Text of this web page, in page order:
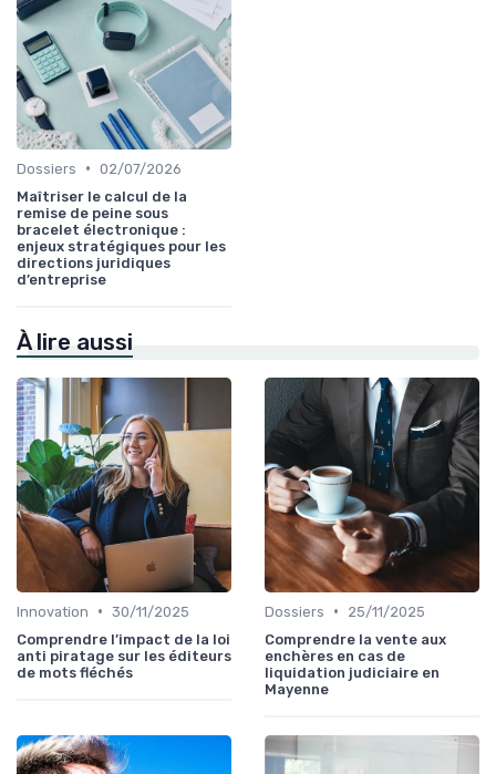
Dossiers • 02/07/2026
Maîtriser le calcul de la
remise de peine sous
bracelet électronique :
enjeux stratégiques pour les
directions juridiques
d’entreprise
À lire aussi
Innovation • 30/11/2025
Comprendre l’impact de la loi
anti piratage sur les éditeurs
de mots fléchés
Dossiers •
25/11/2025
Comprendre la vente aux
enchères en cas de
liquidation judiciaire en
Mayenne